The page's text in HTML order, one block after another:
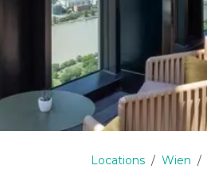
Locations Wien